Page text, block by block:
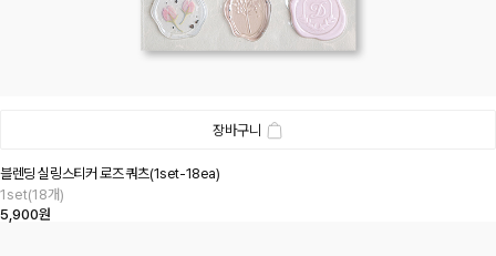
장바구니
블렌딩 실링스티커 로즈 쿼츠(1set-18ea)
1set(18개)
5,900원